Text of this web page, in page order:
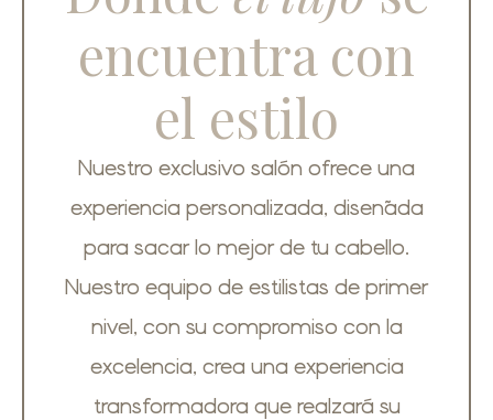
encuentra con
el estilo
Nuestro exclusivo salón ofrece una
experiencia personalizada, diseñada
para sacar lo mejor de tu cabello.
Nuestro equipo de estilistas de primer
nivel, con su compromiso con la
excelencia, crea una experiencia
transformadora que realzará su